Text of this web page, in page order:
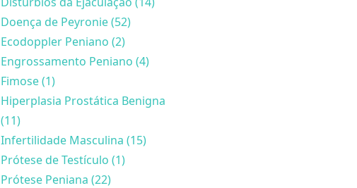
Doença de Peyronie (52)
Ecodoppler Peniano (2)
Engrossamento Peniano (4)
Fimose (1)
Hiperplasia Prostática Benigna
(11)
Infertilidade Masculina (15)
Prótese de Testículo (1)
Prótese Peniana (22)